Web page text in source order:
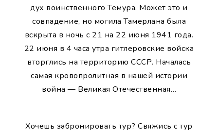
дух воинственного Темура. Может это и
совпадение, но могила Тамерлана была
вскрыта в ночь с 21 на 22 июня 1941 года.
22 июня в 4 часа утра гитлеровские войска
вторглись на территорию СССР. Началась
самая кровопролитная в нашей истории
война — Великая Отечественная…
Хочешь забронировать тур? Свяжись с тур